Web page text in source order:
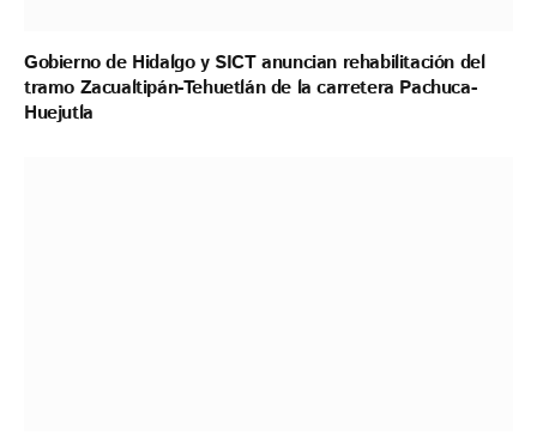
Gobierno de Hidalgo y SICT anuncian rehabilitación del
tramo Zacualtipán-Tehuetlán de la carretera Pachuca-
Huejutla